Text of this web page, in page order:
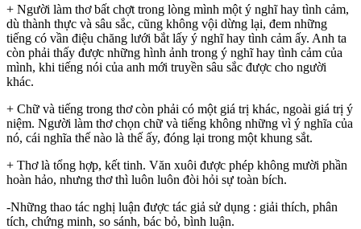
+ Người làm thơ bất chợt trong lòng mình một ý nghĩ hay tình cảm,
dù thành thực và sâu sắc, cũng không vội dừng lại, đem những
tiếng có vần điệu chăng lưới bắt lấy ý nghĩ hay tình cảm ấy. Anh ta
còn phải thấy được những hình ảnh trong ý nghĩ hay tình cảm của
mình, khi tiếng nói của anh mới truyền sâu sắc được cho người
khác.
+ Chữ và tiếng trong thơ còn phải có một giá trị khác, ngoài giá trị ý
niệm. Người làm thơ chọn chữ và tiếng không những vì ý nghĩa của
nó, cái nghĩa thế nào là thế ấy, đóng lại trong một khung sắt.
+ Thơ là tổng hợp, kết tinh. Văn xuôi được phép không mười phần
hoàn hảo, nhưng thơ thì luôn luôn đòi hỏi sự toàn bích.
-Những thao tác nghị luận được tác giả sử dụng : giải thích, phân
tích, chứng minh, so sánh, bác bỏ, bình luận.